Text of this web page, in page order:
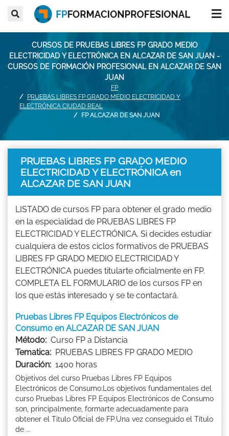
CURSOS DE PRUEBAS LIBRES FP GRADO MEDIO
ELECTRICIDAD Y ELECTRÓNICA EN ALCAZAR DE SAN JUAN -
CURSOS DE FORMACIÓN PROFESIONAL EN ALCAZAR DE SAN
JUAN
FP
PRUEBAS LIBRES FP GRADO MEDIO ELECTRICIDAD Y
ELECTRÓNICA CIUDAD REAL
FP ALCAZAR DE SAN JUAN
PRUEBAS LIBRES FP GRADO MEDIO
ELECTRICIDAD Y ELECTRÓNICA en
ALCAZAR DE SAN JUAN
LISTADO de cursos FP para obtener el grado medio
en la especialidad de PRUEBAS LIBRES FP
ELECTRICIDAD Y ELECTRÓNICA. Si decides estudiar
cualquiera de estos ciclos formativos de PRUEBAS
LIBRES FP GRADO MEDIO ELECTRICIDAD Y
ELECTRÓNICA puedes titularte oficialmente en FP.
COMPLETA EL FORMULARIO de los cursos FP en
los que estás interesado y se te contactará.
Pruebas Libres FP Equipos Electrónicos de
Consumo en ALCAZAR DE SAN JUAN
Método: Curso FP a Distancia
Tematica: PRUEBAS LIBRES FP GRADO MEDIO
Duración: 1400 horas
Objetivos del curso Pruebas Libres FP Equipos
Electrónicos de Consumo:Los objetivos fundamentales del
curso Pruebas Libres FP Equipos Electrónicos de Consumo
son, principalmente, formarte adecuadamente para
obtener el Titulo Oficial de FP.Una vez conseguido el Título
de ...